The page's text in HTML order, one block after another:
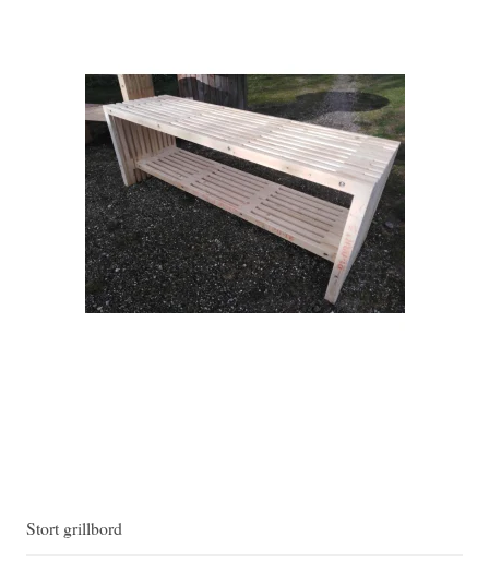
Stort grillbord